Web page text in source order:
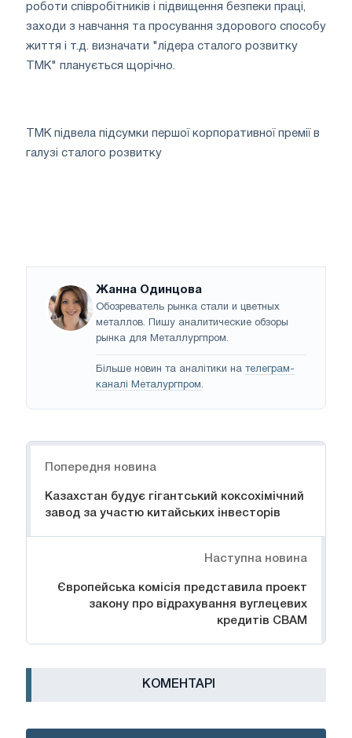
роботи співробітників і підвищення безпеки праці,
заходи з навчання та просування здорового способу
життя і т.д. визначати "лідера сталого розвитку
ТМК" планується щорічно.
ТМК підвела підсумки першої корпоративної премії в
галузі сталого розвитку
Жанна Одинцова
Обозреватель рынка стали и цветных
металлов. Пишу аналитические обзоры
рынка для Металлургпром.
Більше новин та аналітики на телеграм-
каналі Металургпром.
Попередня новина
Казахстан будує гігантський коксохімічний
завод за участю китайських інвесторів
Наступна новина
Європейська комісія представила проект
закону про відрахування вуглецевих
кредитів CBAM
КОМЕНТАРІ